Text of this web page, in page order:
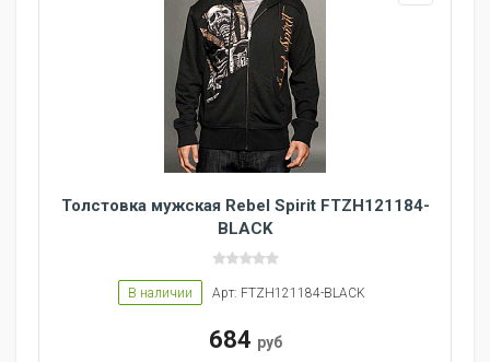
Толстовка мужская Rebel Spirit FTZH121184-
BLACK
В наличии Арт: FTZH121184-BLACK
684 руб